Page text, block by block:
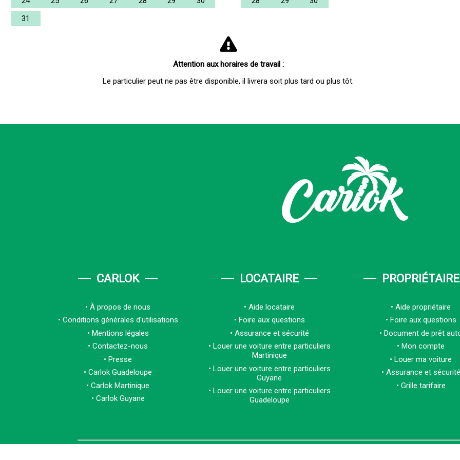
31
Attention aux horaires de travail :
Le particulier peut ne pas être disponible, il livrera soit plus tard ou plus tôt.
CARLOK
À propos de nous
Conditions générales d'utilisations
Mentions légales
Contactez-nous
Presse
Carlok Guadeloupe
Carlok Martinique
Carlok Guyane
LOCATAIRE
Aide locataire
Foire aux questions
Assurance et sécurité
Louer une voiture entre particuliers
Martinique
Louer une voiture entre particuliers
Guyane
Louer une voiture entre particuliers
Guadeloupe
PROPRIÉTAIRE
Aide propriétaire
Foire aux questions
Document de prêt
Mon compte
Louer ma voiture
Assurance et sécurité
Grille tarifaire